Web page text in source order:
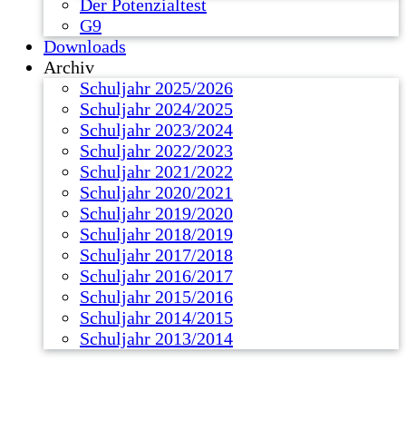
Der Potenzialtest
G9
Downloads
Archiv
Schuljahr 2025/2026
Schuljahr 2024/2025
Schuljahr 2023/2024
Schuljahr 2022/2023
Schuljahr 2021/2022
Schuljahr 2020/2021
Schuljahr 2019/2020
Schuljahr 2018/2019
Schuljahr 2017/2018
Schuljahr 2016/2017
Schuljahr 2015/2016
Schuljahr 2014/2015
Schuljahr 2013/2014